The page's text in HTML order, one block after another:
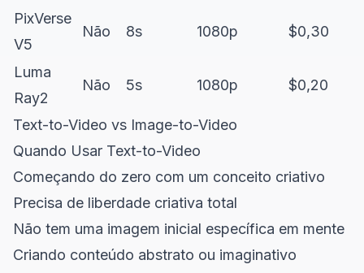
PixVerse
V5
Não 8s 1080p $0,30
Luma
Ray2
Não 5s 1080p $0,20
Text-to-Video vs Image-to-Video
Quando Usar Text-to-Video
Começando do zero com um conceito criativo
Precisa de liberdade criativa total
Não tem uma imagem inicial específica em mente
Criando conteúdo abstrato ou imaginativo